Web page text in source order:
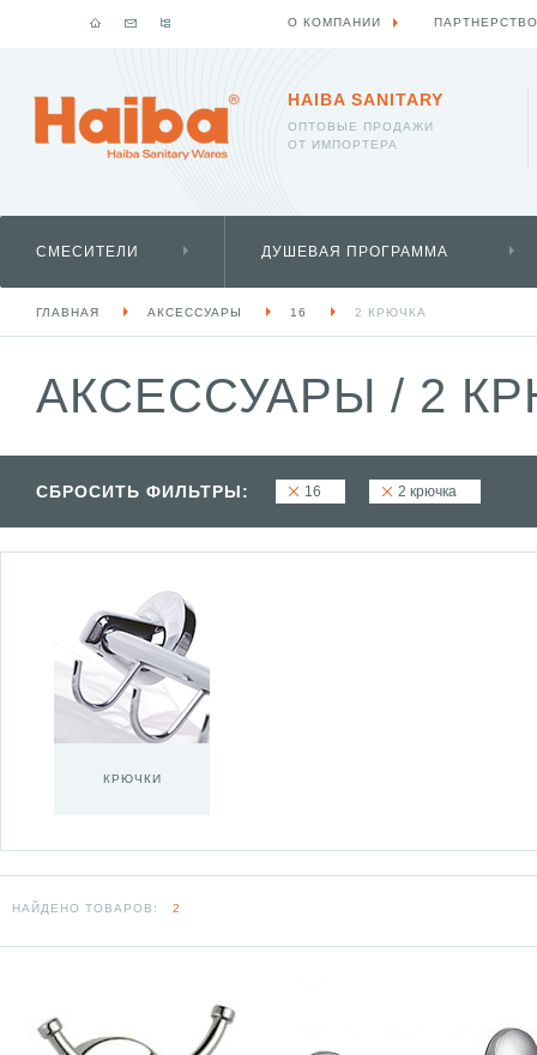
HAIBA SANITARY
ОПТОВЫЕ ПРОДАЖИ
ОТ ИМПОРТЕРА
СМЕСИТЕЛИ ДУШЕВАЯ ПРОГРАММА
ГЛАВНАЯ АКСЕССУАРЫ 16 2 КРЮЧКА
АКСЕССУАРЫ / 2
СБРОСИТЬ ФИЛЬТРЫ: 16 2 крючка
КРЮЧКИ
НАЙДЕНО ТОВАРОВ: 2
О КОМПАНИИ ПАРТНЕРСТВО